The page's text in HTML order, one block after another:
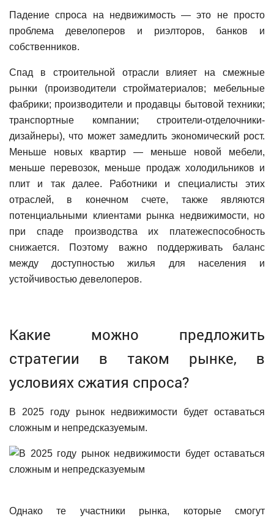
Падение спроса на недвижимость — это не просто
проблема девелоперов и риэлторов, банков и
собственников.
Спад в строительной отрасли влияет на смежные
рынки (производители стройматериалов; мебельные
фабрики; производители и продавцы бытовой техники;
транспортные компании; строители-отделочники-
дизайнеры), что может замедлить экономический рост.
Меньше новых квартир — меньше новой мебели,
меньше перевозок, меньше продаж холодильников и
плит и так далее. Работники и специалисты этих
отраслей, в конечном счете, также являются
потенциальными клиентами рынка недвижимости, но
при спаде производства их платежеспособность
снижается. Поэтому важно поддерживать баланс
между доступностью жилья для населения и
устойчивостью девелоперов.
Какие можно предложить
стратегии в таком рынке, в
условиях сжатия спроса?
В 2025 году рынок недвижимости будет оставаться
сложным и непредсказуемым.
Однако те участники рынка, которые смогут